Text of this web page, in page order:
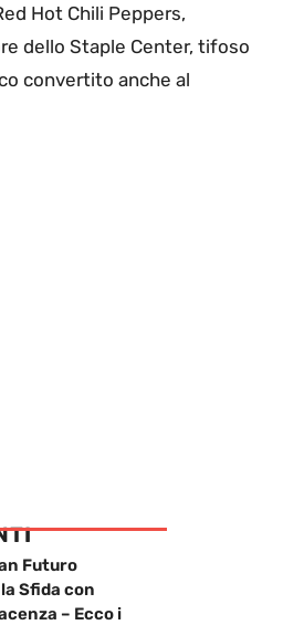
Hot Chili Peppers,
dello Staple Center, tifoso
convertito anche al
Futuro
Sfida con
– Ecco i